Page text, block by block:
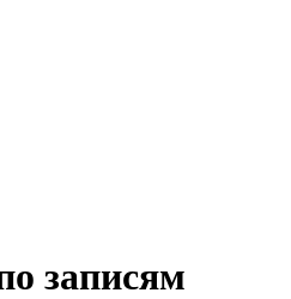
записям